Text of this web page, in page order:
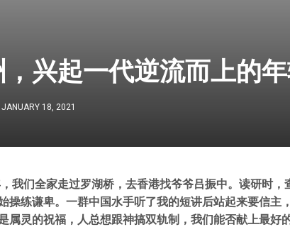
兴起一代逆流而上的
JANUARY 18, 2021
我们全家走过罗湖桥，去香港找爷爷吕振中。读研时，
操练谦卑。一群中国水手听了我的短讲后站起来要信主
属灵的祝福，人总想跟神搞双轨制，我们能否献上最好